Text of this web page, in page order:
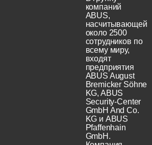
компаний
ABUS,
насчитывающей
около 2500
сотрудников по
всему миру,
входят
предприятия
ABUS August
Bremicker Söhne
KG, ABUS
Security-Center
GmbH And Co.
KG и ABUS
Pfaffenhain
GmbH.